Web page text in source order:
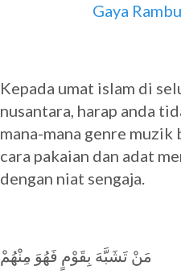
Gaya
Kepada umat islam di
nusantara, harap anda
mana-mana genre
cara pakaian dan adat
dengan niat sengaja.
مَنْ تَشَبَّهَ بِقَوْمٍ فَهُوَ مِنْهُمْ